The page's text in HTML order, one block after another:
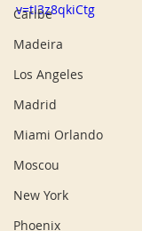
Caribe
Madeira
Los Angeles
Madrid
Miami Orlando
Moscou
New York
Phoenix
v=tI3z8qkiCtg